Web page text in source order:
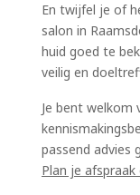
En twijfel je of
salon in
huid goed te
veilig en
Je bent welkom
passend advies
Plan je